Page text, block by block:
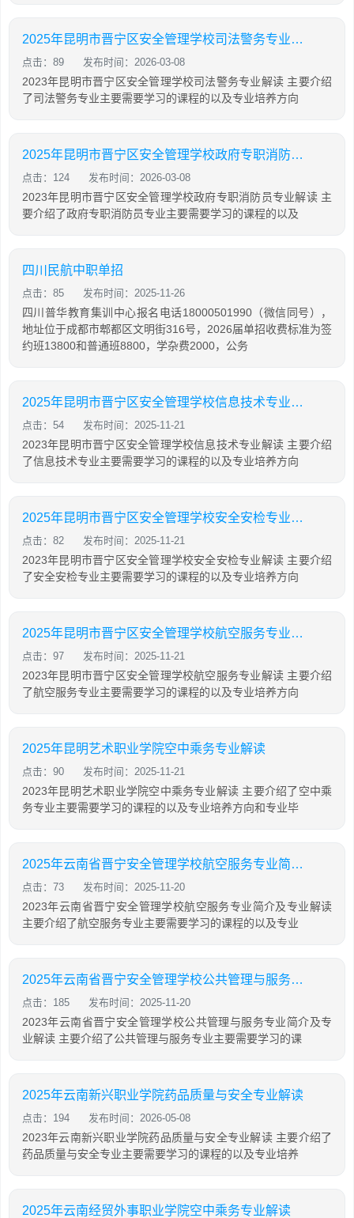
2025年昆明市晋宁区安全管理学校司法警务专业解读
点击：89 发布时间：2026-03-08
2023年昆明市晋宁区安全管理学校司法警务专业解读 主要介绍
了司法警务专业主要需要学习的课程的以及专业培养方向
2025年昆明市晋宁区安全管理学校政府专职消防员专业解读
点击：124 发布时间：2026-03-08
2023年昆明市晋宁区安全管理学校政府专职消防员专业解读 主
要介绍了政府专职消防员专业主要需要学习的课程的以及
四川民航中职单招
点击：85 发布时间：2025-11-26
四川普华教育集训中心报名电话18000501990（微信同号），
地址位于成都市郫都区文明街316号，2026届单招收费标准为签
约班13800和普通班8800，学杂费2000，公务
2025年昆明市晋宁区安全管理学校信息技术专业解读
点击：54 发布时间：2025-11-21
2023年昆明市晋宁区安全管理学校信息技术专业解读 主要介绍
了信息技术专业主要需要学习的课程的以及专业培养方向
2025年昆明市晋宁区安全管理学校安全安检专业解读
点击：82 发布时间：2025-11-21
2023年昆明市晋宁区安全管理学校安全安检专业解读 主要介绍
了安全安检专业主要需要学习的课程的以及专业培养方向
2025年昆明市晋宁区安全管理学校航空服务专业解读
点击：97 发布时间：2025-11-21
2023年昆明市晋宁区安全管理学校航空服务专业解读 主要介绍
了航空服务专业主要需要学习的课程的以及专业培养方向
2025年昆明艺术职业学院空中乘务专业解读
点击：90 发布时间：2025-11-21
2023年昆明艺术职业学院空中乘务专业解读 主要介绍了空中乘
务专业主要需要学习的课程的以及专业培养方向和专业毕
2025年云南省晋宁安全管理学校航空服务专业简介及专业解读
点击：73 发布时间：2025-11-20
2023年云南省晋宁安全管理学校航空服务专业简介及专业解读
主要介绍了航空服务专业主要需要学习的课程的以及专业
2025年云南省晋宁安全管理学校公共管理与服务专业简介及专业解读
点击：185 发布时间：2025-11-20
2023年云南省晋宁安全管理学校公共管理与服务专业简介及专
业解读 主要介绍了公共管理与服务专业主要需要学习的课
2025年云南新兴职业学院药品质量与安全专业解读
点击：194 发布时间：2026-05-08
2023年云南新兴职业学院药品质量与安全专业解读 主要介绍了
药品质量与安全专业主要需要学习的课程的以及专业培养
2025年云南经贸外事职业学院空中乘务专业解读